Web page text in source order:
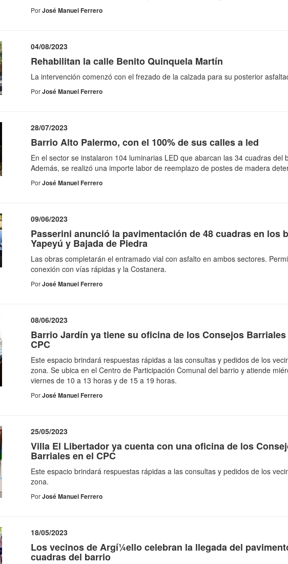
PorJosé Manuel Ferrero
04/08/2023
Rehabilitan la calle Benito Quinquela Martí­n
La intervención comenzó con el frezado de la calzada para su posterior
PorJosé Manuel Ferrero
28/07/2023
Barrio Alto Palermo, con el 100% de sus calles a led
En el sector se instalaron 104 luminarias LED que abarcan las 34 cuadras del
Además, se realizó una importe labor de reemplazo de postes de madera
PorJosé Manuel Ferrero
09/06/2023
Passerini anunció la pavimentación de 48 cuadras en los
Yapeyú y Bajada de Piedra
Las obras completarán el entramado vial con asfalto en ambos sectores.
conexión con ví­as rápidas y la Costanera.
PorJosé Manuel Ferrero
08/06/2023
Barrio Jardí­n ya tiene su oficina de los Consejos Barriales
CPC
Este espacio brindará respuestas rápidas a las consultas y pedidos de los
zona. Se ubica en el Centro de Participación Comunal del barrio y atiende
viernes de 10 a 13 horas y de 15 a 19 horas.
PorJosé Manuel Ferrero
25/05/2023
Villa El Libertador ya cuenta con una oficina de los
Barriales en el CPC
Este espacio brindará respuestas rápidas a las consultas y pedidos de los
zona.
PorJosé Manuel Ferrero
18/05/2023
Los vecinos de Argí¼ello celebran la llegada del
cuadras del barrio